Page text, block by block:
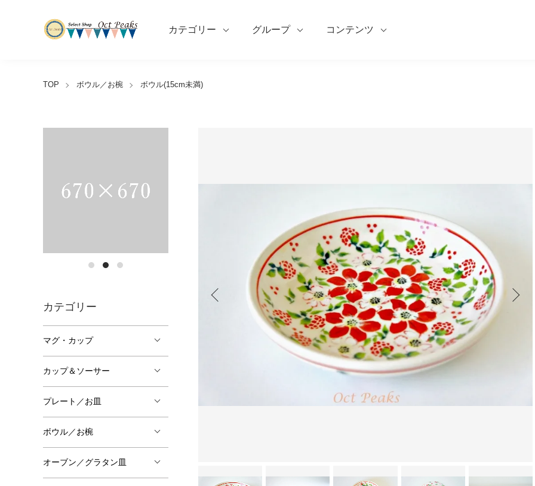
カテゴリー グループ コンテンツ
TOP ボウル／お椀 ボウル(15cm未満)
カテゴリー
マグ・カップ
カップ＆ソーサー
プレート／お皿
ボウル／お椀
オーブン／グラタン皿